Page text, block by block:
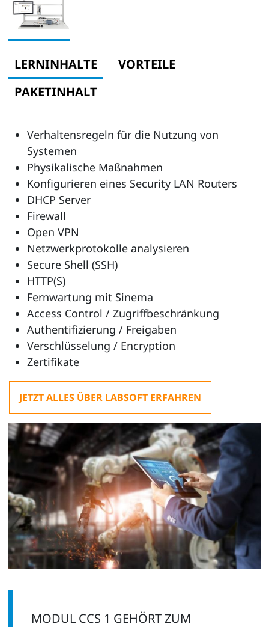
LERNINHALTE
VORTEILE
PAKETINHALT
Verhaltensregeln für die Nutzung von
Systemen
Physikalische Maßnahmen
Konfigurieren eines Security LAN Routers
DHCP Server
Firewall
Open VPN
Netzwerkprotokolle analysieren
Secure Shell (SSH)
HTTP(S)
Fernwartung mit Sinema
Access Control / Zugriffbeschränkung
Authentifizierung / Freigaben
Verschlüsselung / Encryption
Zertifikate
JETZT ALLES ÜBER LABSOFT ERFAHREN
MODUL CCS 1 GEHÖRT ZUM